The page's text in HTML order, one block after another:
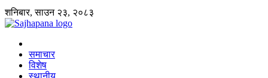
शनिबार, साउन २३, २०८३
समाचार
विशेष
स्थानीय